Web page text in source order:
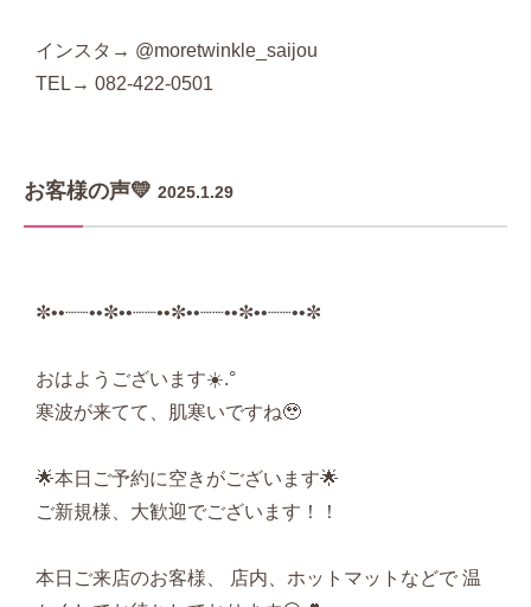
インスタ→ @moretwinkle_saijou
TEL→ 082-422-0501
お客様の声💛 2025.1.29
✼••┈┈••✼••┈┈••✼••┈┈••✼••┈┈••✼
おはようございます☀️.°‬
寒波が来てて、肌寒いですね🥹
🌟本日ご予約に空きがございます🌟
ご新規様、大歓迎でございます！！
本日ご来店のお客様、 店内、ホットマットなどで 温